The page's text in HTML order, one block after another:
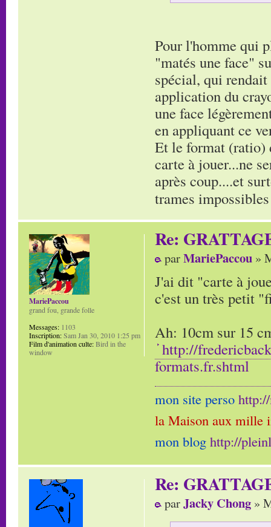
Pour l'homme qui
"matés une face"
spécial, qui
application du
une face
en appliquant ce
Et le format (ratio)
carte à jouer...ne
après coup....et
trames
Re:
parMariePaccou »
J'ai dit "carte à
c'est un très petit
Ah: 10cm sur 15
http://
formats.fr.shtml
mon site perso
la Maison aux mille
mon blog http://
MariePaccou
grand fou, grande folle
Messages: 1103
Inscription:Sam Jan 30, 2010 1:25 pm
Film d'animation culte:Bird in the
window
Re:
parJacky Chong »